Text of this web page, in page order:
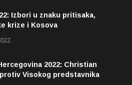
Izbori u znaku pritisaka,
krize i Kosova
2022: Christian
Visokog predstavnika